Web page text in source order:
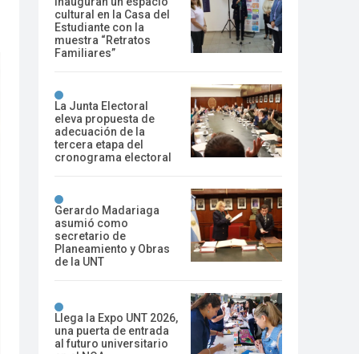
cultural en la Casa del
Estudiante con la
muestra “Retratos
Familiares”
La Junta Electoral
eleva propuesta de
adecuación de la
tercera etapa del
cronograma electoral
Gerardo Madariaga
asumió como
secretario de
Planeamiento y Obras
de la UNT
Llega la Expo UNT 2026,
una puerta de entrada
al futuro universitario